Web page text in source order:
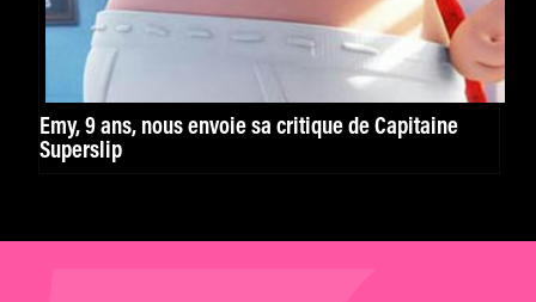
Emy, 9 ans, nous envoie sa critique de Capitaine
Superslip